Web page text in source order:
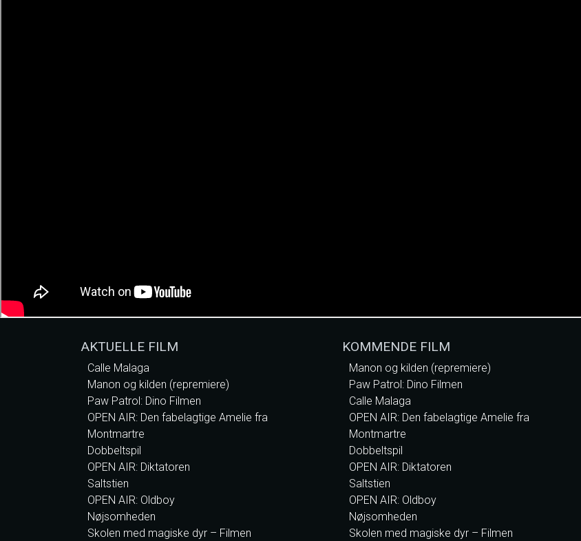
AKTUELLE FILM
Calle Malaga
Manon og kilden (repremiere)
Paw Patrol: Dino Filmen
OPEN AIR: Den fabelagtige Amelie fra
Montmartre
Dobbeltspil
OPEN AIR: Diktatoren
Saltstien
OPEN AIR: Oldboy
Nøjsomheden
Skolen med magiske dyr – Filmen
KOMMENDE FILM
Manon og kilden (repremiere)
Paw Patrol: Dino Filmen
Calle Malaga
OPEN AIR: Den fabelagtige Amelie fra
Montmartre
Dobbeltspil
OPEN AIR: Diktatoren
Saltstien
OPEN AIR: Oldboy
Nøjsomheden
Skolen med magiske dyr – Filmen